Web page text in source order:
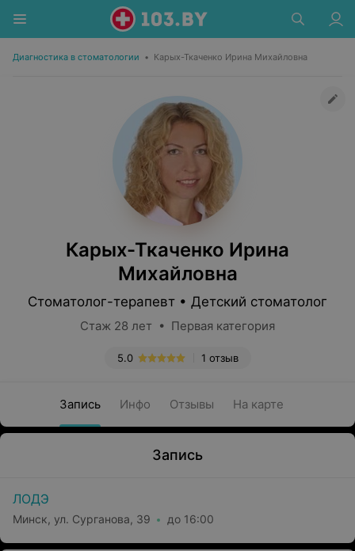
Диагностика в стоматологии • Карых-Ткаченко Ирина Михайловна
Карых-Ткаченко Ирина
Михайловна
Стоматолог-терапевт • Детский стоматолог
Стаж 28 лет • Первая категория
1 отзыв
5.0
Запись Инфо Отзывы На карте
Запись
ЛОДЭ
Минск, ул. Сурганова, 39 до 16:00